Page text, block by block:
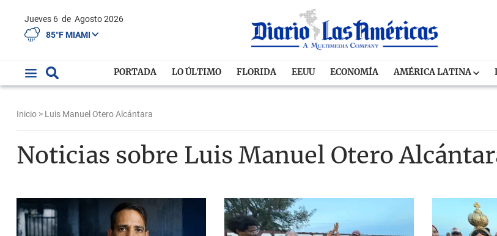
Jueves 6 de Agosto 2026
85°F MIAMI
PORTADA LO ÚLTIMO FLORIDA EEUU ECONOMÍA AMÉRICA LATINA
Inicio > Luis Manuel Otero Alcántara
Noticias sobre Luis Manuel Otero